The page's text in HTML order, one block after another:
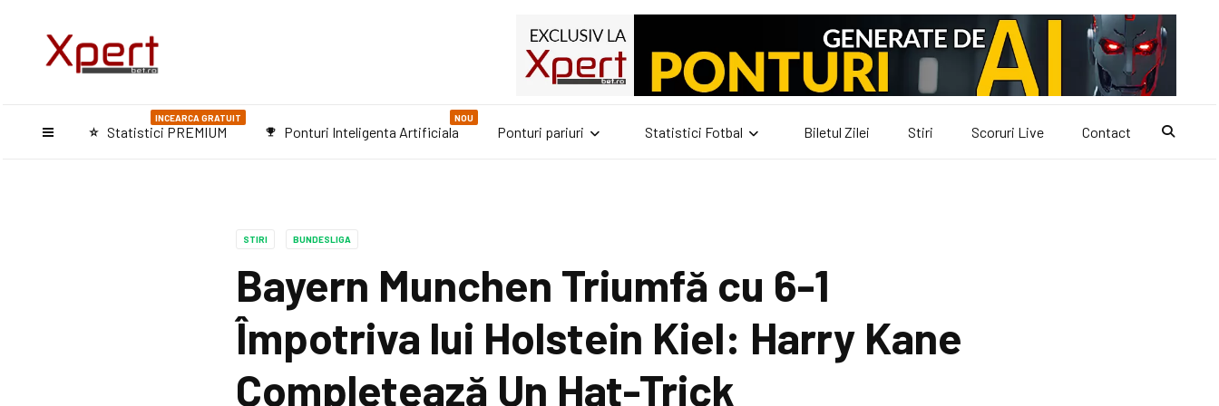
star_purple500 Statistici PREMIUM
INCEARCA GRATUIT
emoji_events Ponturi Inteligenta Artificiala
NOU
Ponturi pariuri Statistici Fotbal Biletul Zilei Stiri Scoruri Live Contact
STIRI BUNDESLIGA
Bayern Munchen Triumfă cu 6-1
Împotriva lui Holstein Kiel: Harry Kane
Completează Un Hat-Trick